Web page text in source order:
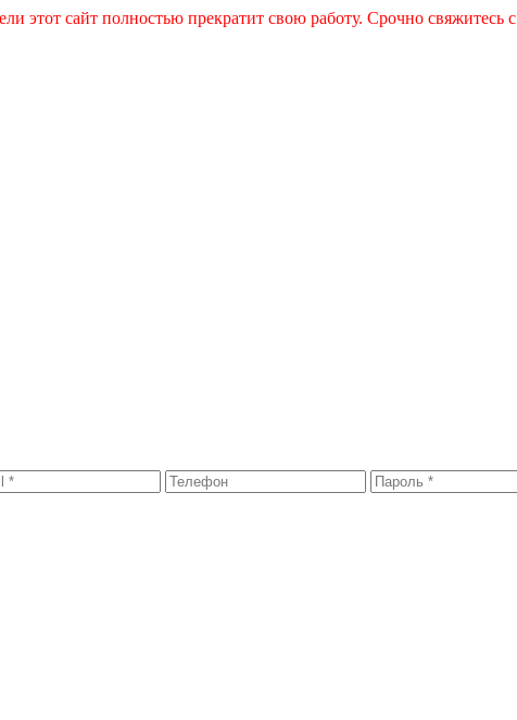
этот сайт полностью прекратит свою работу. Срочно свяжитесь с